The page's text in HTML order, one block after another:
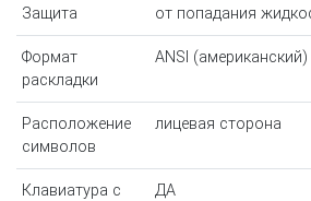
Защита от попадания
Формат
раскладки
ANSI (американский)
Расположение
символов
лицевая сторона
Клавиатура с
ДА